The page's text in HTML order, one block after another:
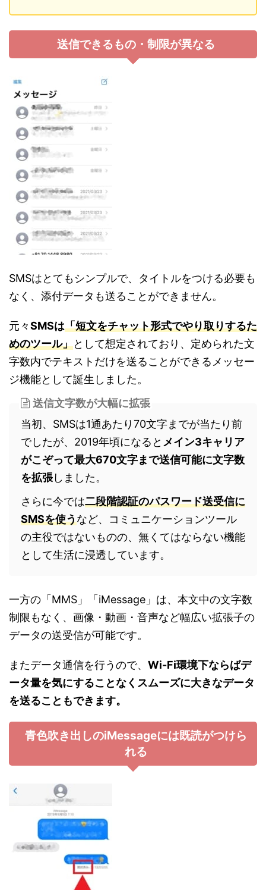
送信できるもの・制限が異なる
SMSはとてもシンプルで、タイトルをつける必要も
なく、添付データも送ることができません。
元々SMSは「短文をチャット形式でやり取りするた
めのツール」として想定されており、定められた文
字数内でテキストだけを送ることができるメッセー
ジ機能として誕生しました。
送信文字数が大幅に拡張
当初、SMSは1通あたり70文字までが当たり前
でしたが、2019年頃になると メイン3キャリア
がこぞって最大670文字まで送信可能に文字数
を拡張しました。
さらに今では二段階認証のパスワード送受信に
SMSを使うなど、コミュニケーションツール
の主役ではないものの、無くてはならない機能
として生活に浸透しています。
一方の「MMS」「iMessage」は、本文中の文字数
制限もなく、画像・動画・音声など幅広い拡張子の
データの送受信が可能です。
またデータ通信を行うので、 Wi-Fi環境下ならばデ
ータ量を気にすることなくスムーズに大きなデータ
を送ることもできます。
青色吹き出しのiMessageには既読がつけら
れる